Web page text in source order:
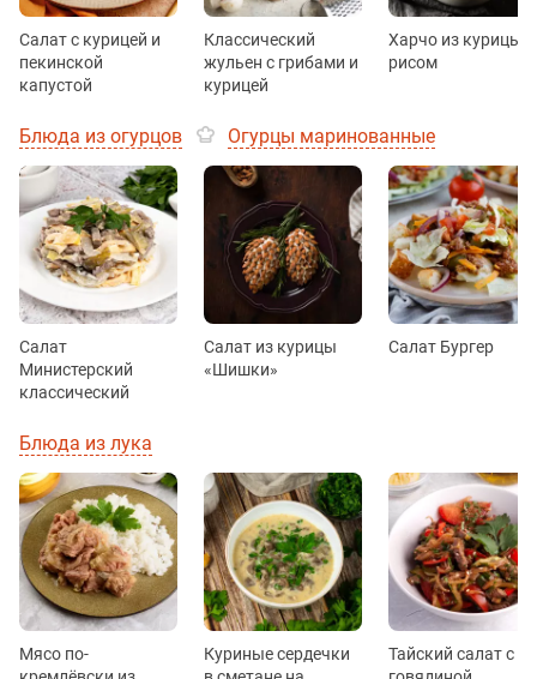
Салат с курицей и
пекинской
капустой
Классический
жульен с грибами и
курицей
Харчо из курицы с
рисом
Блюда из огурцов Огурцы маринованные
Салат
Министерский
классический
Салат из курицы
«Шишки»
Салат Бургер
Блюда из лука
Мясо по-
Куриные сердечки
Тайский салат с